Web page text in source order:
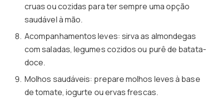
cruas ou cozidas para ter sempre uma opção
saudável à mão.
Acompanhamentos leves: sirva as almondegas
com saladas, legumes cozidos ou purê de batata-
doce.
Molhos saudáveis: prepare molhos leves à base
de tomate, iogurte ou ervas frescas.